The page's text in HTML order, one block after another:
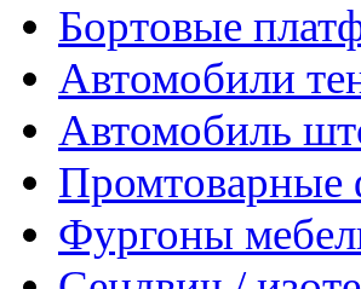
Бортовые
Автомобили
Автомобиль
Промтоварные
Фургоны